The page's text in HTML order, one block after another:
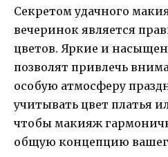
Секретом удачного
вечеринок является
цветов. Яркие и
позволят привлечь
особую атмосферу
учитывать цвет платья
чтобы макияж
общую концепцию